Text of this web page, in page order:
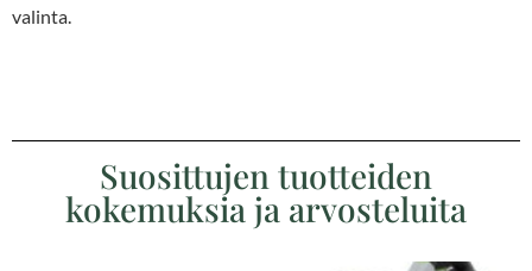
valinta.
Suosittujen tuotteiden
kokemuksia ja arvosteluita